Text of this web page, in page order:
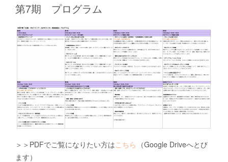
第7期 プログラム
＞＞PDFでご覧になりたい方は こちら （Google Driveへとび
ます）